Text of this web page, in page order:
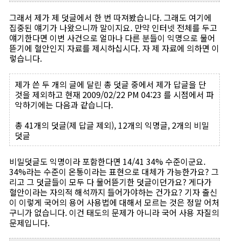
그래서 제가 제 덧글에서 한 번 따져봤습니다. 그래도 여기에
집중된 얘기가 나왔으니까 말이지요. 만약 인터넷 전체를 두고
얘기한다면 이번 사건으로 얼마나 다른 분들이 익명으로 물어
뜯기에 혈안인지 자료를 제시하십시다. 자 제 자료에 의하면 이
렇습니다.
제가 쓴 두 개의 글에 달린 총 덧글 중에서 제가 답글을 단
것을 제외하고 현재 2009/02/22 PM 04:23 를 시점에서 파
악하기에는 다음과 같습니다.
총 41개의 덧글(제 답글 제외), 12개의 익명글, 2개의 비밀
덧글
비밀덧글도 익명이라 포함한다면 14/41 34% 수준이군요.
34%라는 수준이 온통이라는 표현으로 대체가 가능한가요? 그
리고 그 덧글들이 모두 다 물어뜯기한 덧글이던가요? 게다가
혈안이라는 자의적 해석까지 들어가야하는 건가요? 기자 출신
이 이렇게 국어의 용어 사용법에 대해서 모르는 것은 정말 어처
구니가 없습니다. 이건 태도의 문제가 아니라 국어 사용 자질의
문제입니다.